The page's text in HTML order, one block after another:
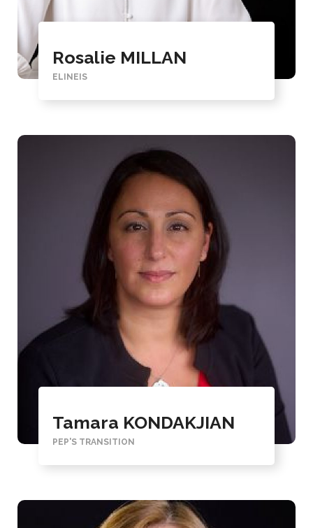
Rosalie MILLAN
ELINEIS
Tamara KONDAKJIAN
PEP'S TRANSITION